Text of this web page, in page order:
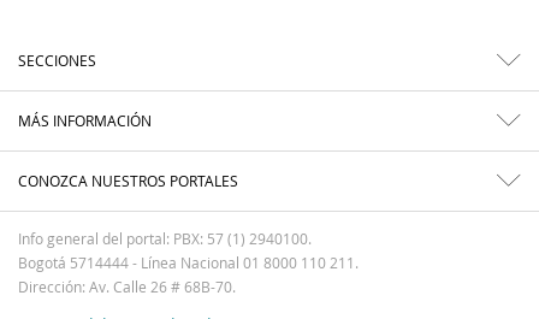
SECCIONES
MÁS INFORMACIÓN
CONOZCA NUESTROS PORTALES
Info general del portal: PBX: 57 (1) 2940100.
Bogotá 5714444 - Línea Nacional 01 8000 110 211.
Dirección: Av. Calle 26 # 68B-70.